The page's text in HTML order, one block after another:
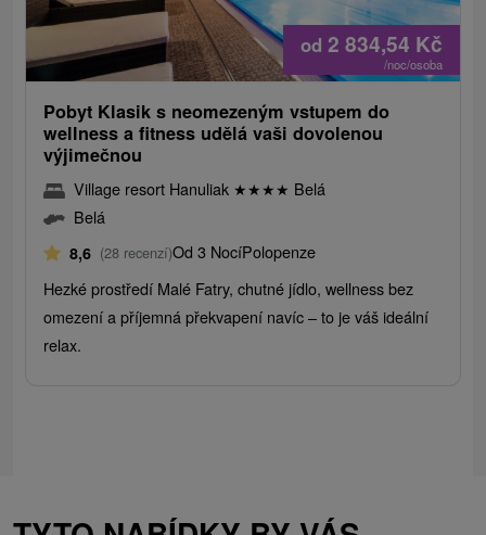
od 2 834,54 Kč
/noc/osoba
Pobyt Klasik s neomezeným vstupem do
wellness a fitness udělá vaši dovolenou
výjimečnou
Village resort Hanuliak ★★★★ Belá
Belá
8,6 (28 recenzí)Od 3 NocíPolopenze
Hezké prostředí Malé Fatry, chutné jídlo, wellness bez
omezení a příjemná překvapení navíc – to je váš ideální
relax.